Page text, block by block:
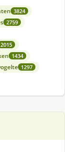
3824
2759
2015
1434
1297